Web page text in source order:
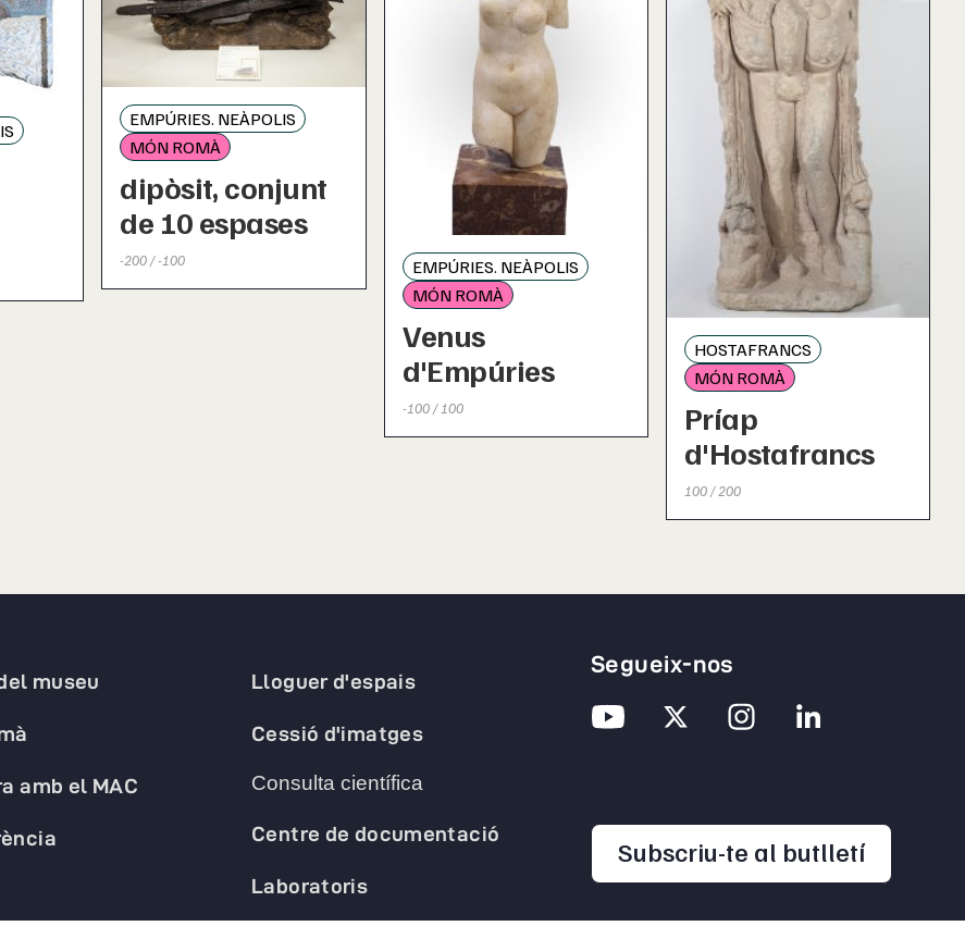
EMPÚRIES. NEÀPOLIS
MÓN ROMÀ
dipòsit, conjunt
de 10 espases
-200 / -100
EMPÚRIES. NEÀPOLIS
MÓN ROMÀ
Venus
d'Empúries
-100 / 100
HOSTAFRANCS
MÓN ROMÀ
Príap
d'Hostafrancs
100 / 200
museu
amb el MAC
Lloguer d'espais
Cessió d'imatges
Consulta científica
Centre de documentació
Laboratoris
Segueix-nos
Subscriu-te al butlletíopens